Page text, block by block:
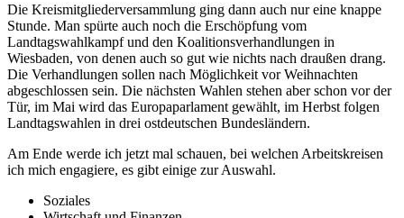
Die Kreismitgliederversammlung ging dann auch nur eine knappe
Stunde. Man spürte auch noch die Erschöpfung vom
Landtagswahlkampf und den Koalitionsverhandlungen in
Wiesbaden, von denen auch so gut wie nichts nach draußen drang.
Die Verhandlungen sollen nach Möglichkeit vor Weihnachten
abgeschlossen sein. Die nächsten Wahlen stehen aber schon vor der
Tür, im Mai wird das Europaparlament gewählt, im Herbst folgen
Landtagswahlen in drei ostdeutschen Bundesländern.
Am Ende werde ich jetzt mal schauen, bei welchen Arbeitskreisen
ich mich engagiere, es gibt einige zur Auswahl.
Soziales